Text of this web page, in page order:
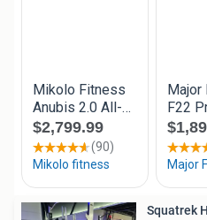
Squatrek